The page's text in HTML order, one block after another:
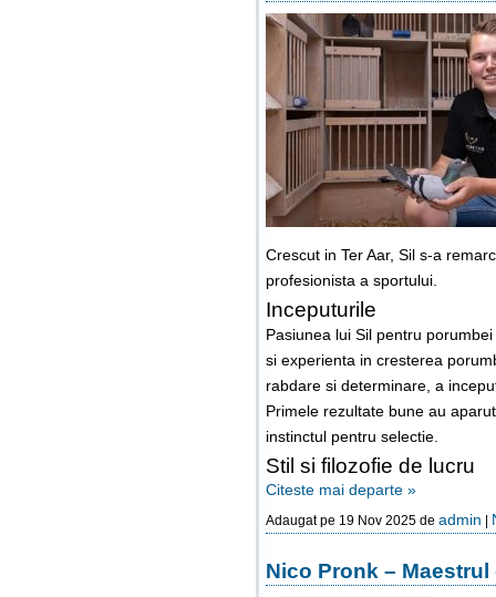
Crescut in Ter Aar, Sil s-a
profesionista a sportului.
Inceputurile
Pasiunea lui Sil pentru
si experienta in cresterea
rabdare si determinare, a
Primele rezultate bune au
instinctul pentru selectie.
Stil si filozofie de lucru
Citeste mai departe »
Adaugat pe 19 Nov 2025 de admin |
Nico Pronk –